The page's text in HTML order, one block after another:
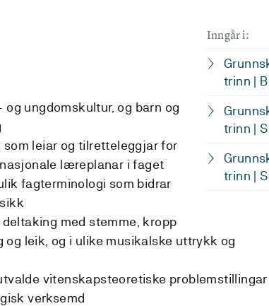
Inngår i:
trinn |
trinn |
trinn |
ungdomskultur, og barn og
leiar og tilretteleggjar for
læreplanar i faget
fagterminologi som bidrar
med stemme, kropp
leik, og i ulike musikalske uttrykk og
vitenskapsteoretiske problemstillingar
verksemd